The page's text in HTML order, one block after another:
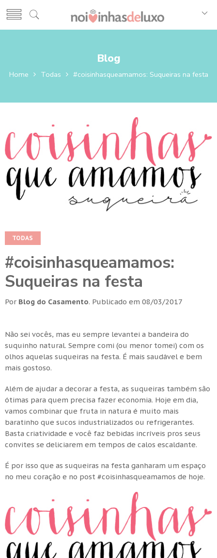
Blog
Home Todas #coisinhasqueamamos: Suqueiras na festa
TODAS
#coisinhasqueamamos:
Suqueiras na festa
Por Blog do Casamento. Publicado em 08/03/2017
Não sei vocês, mas eu sempre levantei a bandeira do
suquinho natural. Sempre comi (ou menor tomei) com os
olhos aquelas suqueiras na festa. É mais saudável e bem
mais gostoso.
Além de ajudar a decorar a festa, as suqueiras também são
ótimas para quem precisa fazer economia. Hoje em dia,
vamos combinar que fruta in natura é muito mais
baratinho que sucos industrializados ou refrigerantes.
Basta criatividade e você faz bebidas incríveis pros seus
convites se deliciarem em tempos de calos escaldante.
É por isso que as suqueiras na festa ganharam um espaço
no meu coração e no post #coisinhasqueamamos de hoje.